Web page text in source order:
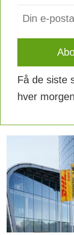
Få de siste
hver